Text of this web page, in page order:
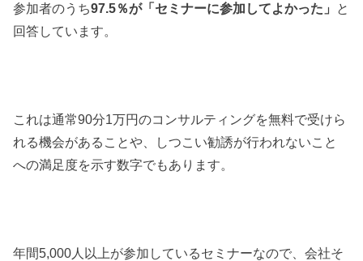
参加者のうち97.5％が「セミナーに参加してよかった」 と
回答しています。
これは通常90分1万円のコンサルティングを無料で受けら
れる機会があることや、しつこい勧誘が行われないこと
への満足度を示す数字でもあります。
年間5,000人以上が参加しているセミナーなので、会社そ